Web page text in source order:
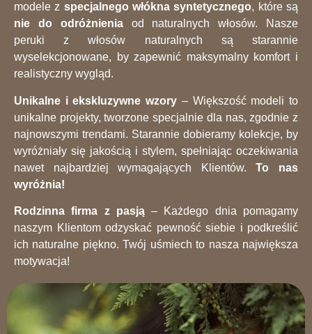
modele z specjalnego włókna syntetycznego, które są
nie do odróżnieniaod naturalnych włosów. Nasze
peruki z włosów naturalnych są starannie
wyselekcjonowane, by zapewnić maksymalny komfort i
realistyczny wygląd.
Unikalne i ekskluzywne wzory – Większość modeli to
unikalne projekty, tworzone specjalnie dla nas, zgodnie z
najnowszymi trendami. Starannie dobieramy kolekcje, by
wyróżniały się jakością i stylem, spełniając oczekiwania
nawet najbardziej wymagających Klientów.To nas
wyróżnia!
Rodzinna firma z pasją– Każdego dnia pomagamy
naszym Klientom odzyskać pewność siebie i podkreślić
ich naturalne piękno. Twój uśmiech to nasza największa
motywacja!